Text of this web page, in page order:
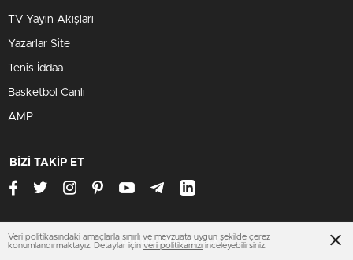
TV Yayın Akışları
Yazarlar Site
Tenis İddaa
Basketbol Canlı
AMP
BİZİ TAKİP ET
ankarasondakika.xyz
Veri politikasındaki amaçlarla sınırlı ve mevzuata uygun şekilde çerez
konumlandırmaktayız. Detaylar için veri politikamızı inceleyebilirsiniz.